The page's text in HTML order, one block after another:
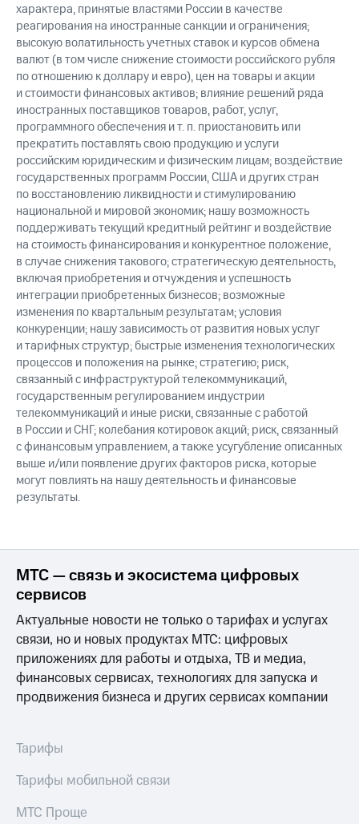
характера, принятые властями России в качестве
реагирования на иностранные санкции и ограничения;
высокую волатильность учетных ставок и курсов обмена
валют (в том числе снижение стоимости российского рубля
по отношению к доллару и евро), цен на товары и акции
и стоимости финансовых активов; влияние решений ряда
иностранных поставщиков товаров, работ, услуг,
программного обеспечения и т. п. приостановить или
прекратить поставлять свою продукцию и услуги
российским юридическим и физическим лицам; воздействие
государственных программ России, США и других стран
по восстановлению ликвидности и стимулированию
национальной и мировой экономик; нашу возможность
поддерживать текущий кредитный рейтинг и воздействие
на стоимость финансирования и конкурентное положение,
в случае снижения такового; стратегическую деятельность,
включая приобретения и отчуждения и успешность
интеграции приобретенных бизнесов; возможные
изменения по квартальным результатам; условия
конкуренции; нашу зависимость от развития новых услуг
и тарифных структур; быстрые изменения технологических
процессов и положения на рынке; стратегию; риск,
связанный с инфраструктурой телекоммуникаций,
государственным регулированием индустрии
телекоммуникаций и иные риски, связанные с работой
в России и СНГ; колебания котировок акций; риск, связанный
с финансовым управлением, а также усугубление описанных
выше и/или появление других факторов риска, которые
могут повлиять на нашу деятельность и финансовые
результаты.
МТС — связь и экосистема цифровых
сервисов
Актуальные новости не только о тарифах и услугах
связи, но и новых продуктах МТС: цифровых
приложениях для работы и отдыха, ТВ и медиа,
финансовых сервисах, технологиях для запуска и
продвижения бизнеса и других сервисах компании
Тарифы
Тарифы мобильной связи
МТС Проще